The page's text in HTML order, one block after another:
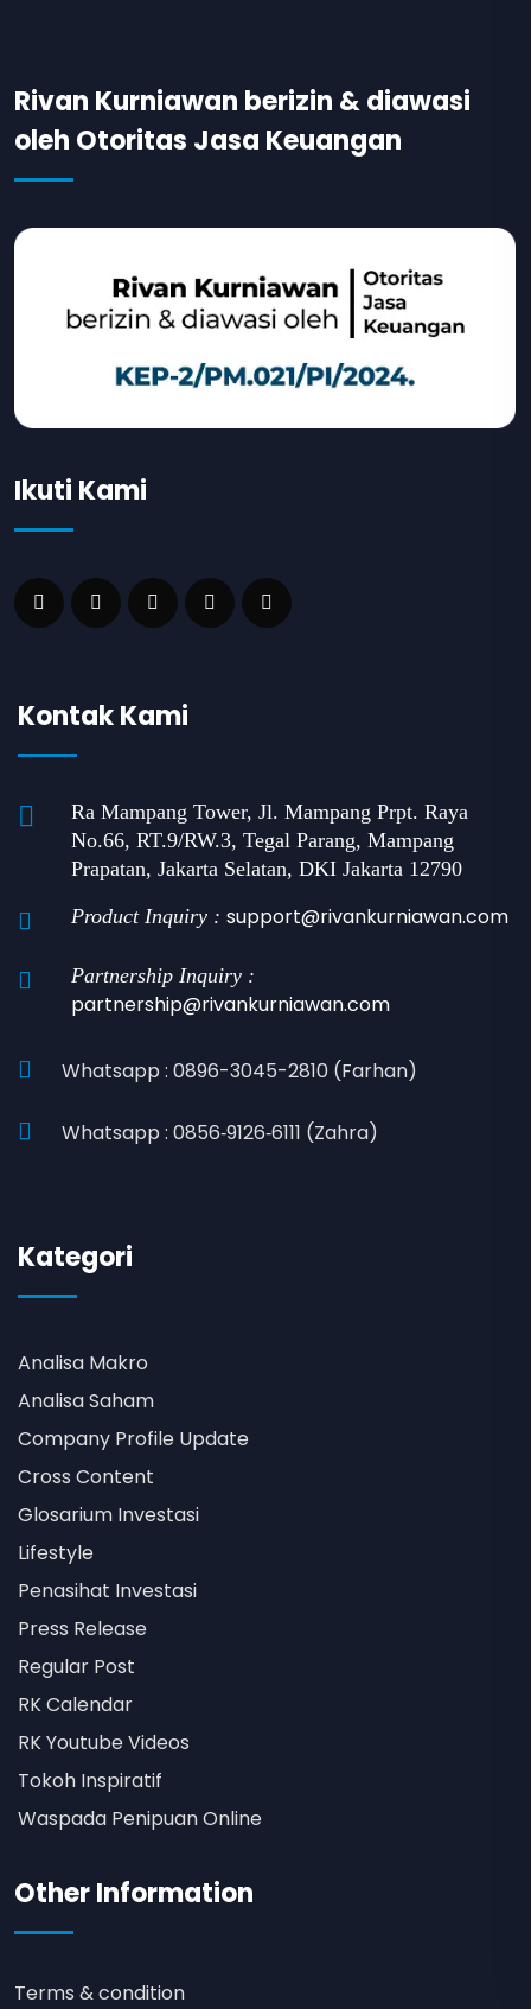
Rivan Kurniawan berizin & diawasi
oleh Otoritas Jasa Keuangan
Ikuti Kami
Kontak Kami
Ra Mampang Tower, Jl. Mampang Prpt. Raya
No.66, RT.9/RW.3, Tegal Parang, Mampang
Prapatan, Jakarta Selatan, DKI Jakarta 12790
Product Inquiry : support@rivankurniawan.com
Partnership Inquiry :
partnership@rivankurniawan.com
Whatsapp : 0896-3045-2810 (Farhan)
Whatsapp : 0856‑9126‑6111 (Zahra)
Kategori
Analisa Makro
Analisa Saham
Company Profile Update
Cross Content
Glosarium Investasi
Lifestyle
Penasihat Investasi
Press Release
Regular Post
RK Calendar
RK Youtube Videos
Tokoh Inspiratif
Waspada Penipuan Online
Other Information
Terms & condition